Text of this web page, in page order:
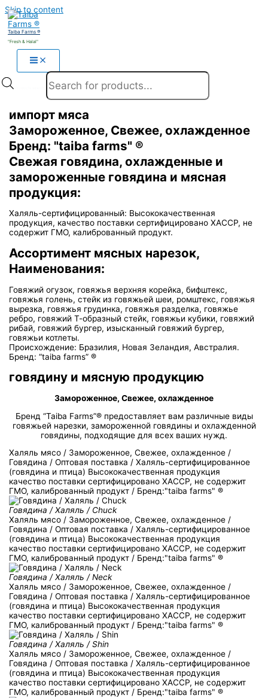
Skip to content
Taiba Farms ®
"Fresh & Halal"
импорт мяса
Замороженное, Свежее, охлажденное
Бренд: "taiba farms" ®
Свежая говядина, охлажденные и
замороженные говядина и мясная
продукция:
Халяль-сертифицированный: Высококачественная
продукция, качество поставки сертифицировано ХACCP, не
содержит ГМО, калиброванный продукт.
Ассортимент мясных нарезок,
Наименования:
Говяжий огузок, говяжья верхняя корейка, бифштекс,
говяжья голень, стейк из говяжьей шеи, ромштекс, говяжья
вырезка, говяжья грудинка, говяжья разделка, говяжье
ребро, говяжий Т-образный стейк, говяжьи кубики, говяжий
рибай, говяжий бургер, изысканный говяжий бургер,
говяжьи котлеты.
Происхождение: Бразилия, Новая Зеландия, Австралия.
Бренд: “taiba farms” ®
говядину и мясную продукцию
Замороженное, Свежее, охлажденное
Бренд “Taiba Farms”® предоставляет вам различные виды
говяжьей нарезки, замороженной говядины и охлажденной
говядины, подходящие для всех ваших нужд.
Халяль мясо / Замороженное, Свежее, охлажденное /
Говядина / Оптовая поставка / Халяль-сертифицированное
(говядина и птица) Высококачественная продукция
качество поставки сертифицировано ХACCP, не содержит
ГМО, калиброванный продукт / Бренд:"taiba farms" ®
Говядина / Халяль / Chuck
Халяль мясо / Замороженное, Свежее, охлажденное /
Говядина / Оптовая поставка / Халяль-сертифицированное
(говядина и птица) Высококачественная продукция
качество поставки сертифицировано ХACCP, не содержит
ГМО, калиброванный продукт / Бренд:"taiba farms" ®
Говядина / Халяль / Neck
Халяль мясо / Замороженное, Свежее, охлажденное /
Говядина / Оптовая поставка / Халяль-сертифицированное
(говядина и птица) Высококачественная продукция
качество поставки сертифицировано ХACCP, не содержит
ГМО, калиброванный продукт / Бренд:"taiba farms" ®
Говядина / Халяль / Shin
Халяль мясо / Замороженное, Свежее, охлажденное /
Говядина / Оптовая поставка / Халяль-сертифицированное
(говядина и птица) Высококачественная продукция
качество поставки сертифицировано ХACCP, не содержит
ГМО, калиброванный продукт / Бренд:"taiba farms" ®